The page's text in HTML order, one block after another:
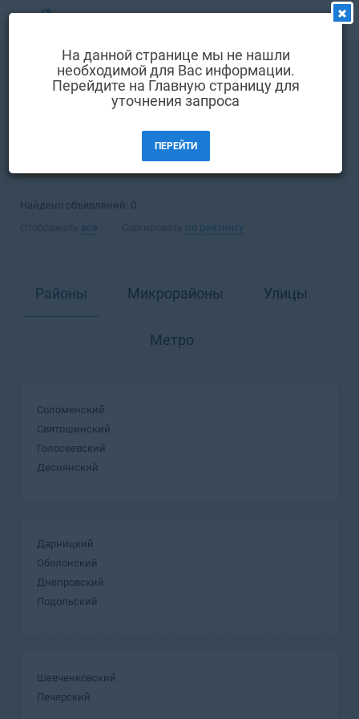
Выбрать язык
Вход и регистрация
Комментарии к объявления
Как добавить объявление
Покупка Квартира
ФИЛЬТРЫ (1)
Найдено объявлений: 0
все по рейтингу
Районы Микрорайоны Улицы
Метро
Соломенский
Святошинский
Голосеевский
Деснянский
Дарницкий
Оболонский
Днепровский
Подольский
Шевченковский
Печерский
На данной странице мы не нашли
необходимой для Вас информации.
Перейдите на Главную страницу для
уточнения запроса
ПЕРЕЙТИ